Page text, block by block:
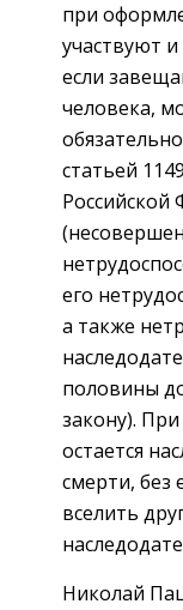
при
участвуют
если
человека,
статьей
Российской
его
а также
половины
закону).
остается
смерти, без
вселить
Николай